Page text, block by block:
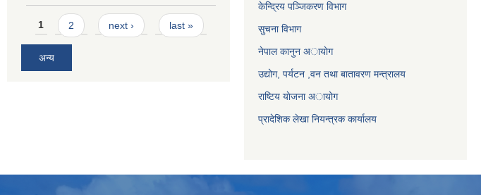
Pages
1 2 next › last »
अन्य
केन्द्रिय पञ्जिकरण विभाग
सुचना विभाग
नेपाल कानुन अायाेग
उद्योग, पर्यटन ,वन तथा बातावरण मन्त्रालय
राष्टिय याेजना अायोग
प्रादेशिक लेखा नियन्त्रक कार्यालय